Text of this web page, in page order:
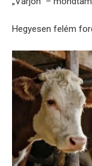
Hegyesen felém